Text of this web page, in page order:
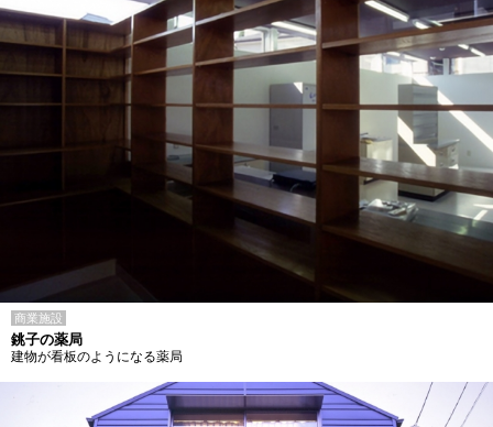
商業施設
銚子の薬局
建物が看板のようになる薬局